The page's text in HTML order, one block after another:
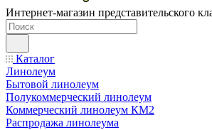
Интернет-магазин представительского
Каталог
Линолеум
Бытовой линолеум
Полукоммерческий линолеум
Коммерческий линолеум КМ2
Распродажа линолеума